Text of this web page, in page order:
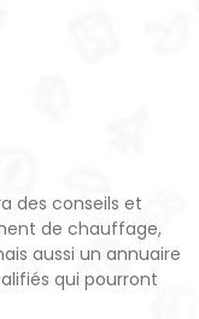
des conseils et
de chauffage,
aussi un annuaire
qui pourront